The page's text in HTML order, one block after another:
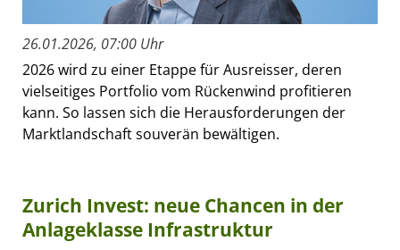
26.01.2026, 07:00 Uhr
2026 wird zu einer Etappe für Ausreisser, deren
vielseitiges Portfolio vom Rückenwind profitieren
kann. So lassen sich die Herausforderungen der
Marktlandschaft souverän bewältigen.
Zurich Invest: neue Chancen in der
Anlageklasse Infrastruktur